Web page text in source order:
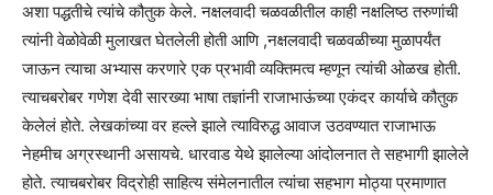
अशा पद्धतीचे त्यांचे कौतुक केले. नक्षलवादी चळवळीतील काही नक्षलिष्ठ तरुणांची
त्यांनी वेळोवेळी मुलाखत घेतलेली होती आणि ,नक्षलवादी चळवळीच्या मुळापर्यंत
जाऊन त्याचा अभ्यास करणारे एक प्रभावी व्यक्तिमत्व म्हणून त्यांची ओळख होती.
त्याचबरोबर गणेश देवी सारख्या भाषा तज्ञांनी राजाभाऊंच्या एकंदर कार्याचे कौतुक
केलेलं होते. लेखकांच्या वर हल्ले झाले त्याविरुद्ध आवाज उठवण्यात राजाभाऊ
नेहमीच अग्रस्थानी असायचे. धारवाड येथे झालेल्या आंदोलनात ते सहभागी झालेले
होते. त्याचबरोबर विद्रोही साहित्य संमेलनातील त्यांचा सहभाग मोठ्या प्रमाणात